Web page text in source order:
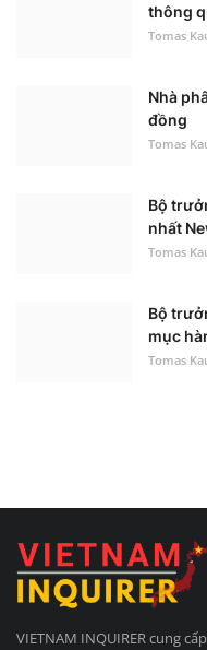
thông
Tomas
Nhà
đồng
Tomas
Bộ
nhất
Tomas
Bộ
mục
Tomas
VIETNAM INQUIRER cung